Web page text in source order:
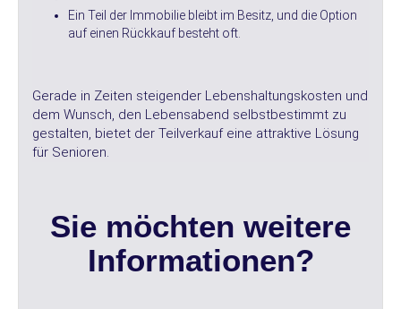
Ein Teil der Immobilie bleibt im Besitz, und die Option
auf einen Rückkauf besteht oft.
Gerade in Zeiten steigender Lebenshaltungskosten und
dem Wunsch, den Lebensabend selbstbestimmt zu
gestalten, bietet der Teilverkauf eine attraktive Lösung
für Senioren.
Sie möchten weitere
Informationen?